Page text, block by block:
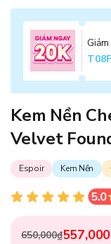
Kem Nền
Velvet
Espoir Kem Nền
650,000₫